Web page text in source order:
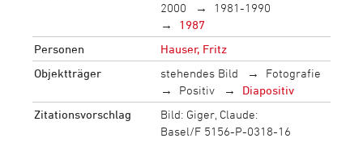
2000
1981-1990
1987
Personen
Hauser, Fritz
Objektträger
stehendes Bild
Fotografie
Positiv
Diapositiv
Zitationsvorschlag
Bild: Giger, Claude:
Basel/F 5156-P-0318-16